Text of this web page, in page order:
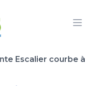
Escalier courbe à